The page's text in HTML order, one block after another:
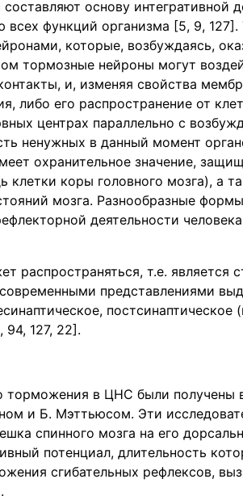
основу интегративной
функций организма [5, 9,
которые, возбуждаясь,
тормозные нейроны могут
и, изменяя свойства
либо его распространение от
центрах параллельно с
ненужных в данный момент
охранительное значение,
клетки коры головного мозга), а
мозга. Разнообразные формы
деятельности
распространяться, т.е. является
представлениями
постсинаптическое
94, 127, 22].
торможения в ЦНС были получены
и Б. Мэттьюсом. Эти
спинного мозга на его
потенциал, длительность
сгибательных рефлексов,